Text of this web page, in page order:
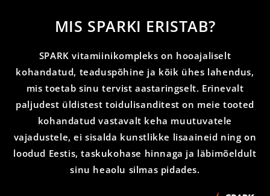
MIS SPARKI ERISTAB?
SPARK vitamiinikompleks on hooajaliselt
kohandatud, teaduspõhine ja kõik ühes lahendus,
mis toetab sinu tervist aastaringselt. Erinevalt
paljudest üldistest toidulisanditest on meie tooted
kohandatud vastavalt keha muutuvatele
vajadustele, ei sisalda kunstlikke lisaaineid ning on
loodud Eestis, taskukohase hinnaga ja läbimõeldult
sinu heaolu silmas pidades.